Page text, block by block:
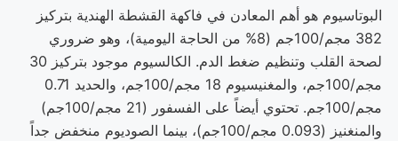
البوتاسيوم هو أهم المعادن في فاكهة القشطة الهندية بتركيز
382 مجم/100جم (8% من الحاجة اليومية)، وهو ضروري
لصحة القلب وتنظيم ضغط الدم. الكالسيوم موجود بتركيز 30
مجم/100جم، والمغنيسيوم 18 مجم/100جم، والحديد 0.71
مجم/100جم. تحتوي أيضاً على الفسفور (21 مجم/100جم)
والمنغنيز (0.093 مجم/100جم)، بينما الصوديوم منخفض جداً